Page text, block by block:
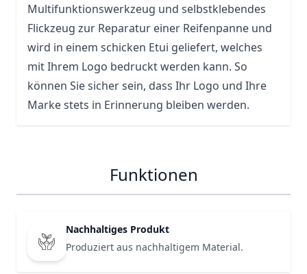
Multifunktionswerkzeug und selbstklebendes
Flickzeug zur Reparatur einer Reifenpanne und
wird in einem schicken Etui geliefert, welches
mit Ihrem Logo bedruckt werden kann. So
können Sie sicher sein, dass Ihr Logo und Ihre
Marke stets in Erinnerung bleiben werden.
Funktionen
Nachhaltiges Produkt
Produziert aus nachhaltigem Material.